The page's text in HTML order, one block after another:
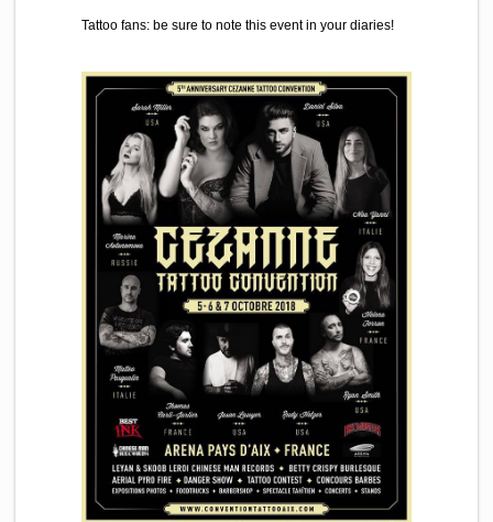
Tattoo fans: be sure to note this event in your diaries!